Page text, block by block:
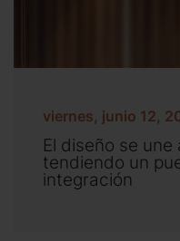
viernes, junio 12,
El diseño se
tendiendo un
integración